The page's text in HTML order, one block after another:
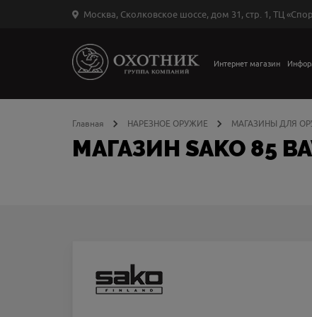
Москва, Сколковское шоссе, дом 31, стр. 1, ТЦ
←
Интернет магазин
Главная НАРЕЗНОЕ ОРУЖИЕ МАГАЗИНЫ ДЛЯ
МАГАЗИН SAKO 85